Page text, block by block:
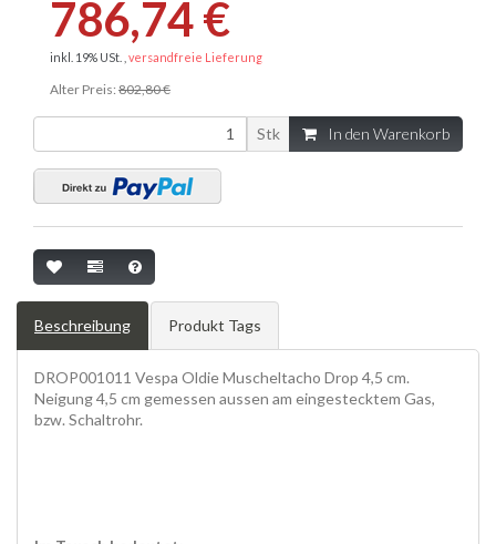
786,74 €
inkl. 19% USt. , versandfreie Lieferung
Alter Preis: 802,80 €
Stk In den Warenkorb
Beschreibung Produkt Tags
DROP001011 Vespa Oldie Muscheltacho Drop 4,5 cm.
Neigung 4,5 cm gemessen aussen am eingestecktem Gas,
bzw. Schaltrohr.